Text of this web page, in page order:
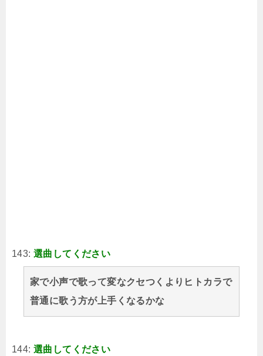
143: 選曲してください
家で小声で歌って変なクセつくよりヒトカラで
普通に歌う方が上手くなるかな
144: 選曲してください